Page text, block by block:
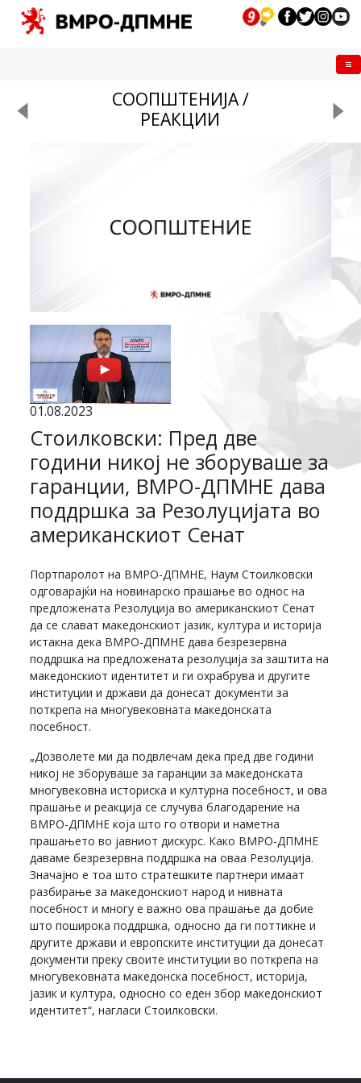
СООПШТЕНИЈА /
РЕАКЦИИ
01.08.2023
Стоилковски: Пред две
години никој не зборуваше за
гаранции, ВМРО-ДПМНЕ дава
поддршка за Резолуцијата во
американскиот Сенат
Портпаролот на ВМРО-ДПМНЕ, Наум Стоилковски
одговарајќи на новинарско прашање во однос на
предложената Резолуција во американскиот Сенат
да се слават македонскиот јазик, култура и историја
истакна дека ВМРО-ДПМНЕ дава безрезервна
поддршка на предложената резолуција за заштита на
македонскиот идентитет и ги охрабрува и другите
институции и држави да донесат документи за
поткрепа на многувековната македонската
посебност.
„Дозволете ми да подвлечам дека пред две години
никој не зборуваше за гаранции за македонската
многувековна историска и културна посебност, и ова
прашање и реакција се случува благодарение на
ВМРО-ДПМНЕ која што го отвори и наметна
прашањето во јавниот дискурс. Како ВМРО-ДПМНЕ
даваме безрезервна поддршка на оваа Резолуција.
Значајно е тоа што стратешките партнери имаат
разбирање за македонскиот народ и нивната
посебност и многу е важно ова прашање да добие
што поширока поддршка, односно да ги поттикне и
другите држави и европските институции да донесат
документи преку своите институции во поткрепа на
многувековната македонска посебност, историја,
јазик и култура, односно со еден збор македонскиот
идентитет“, нагласи Стоилковски.